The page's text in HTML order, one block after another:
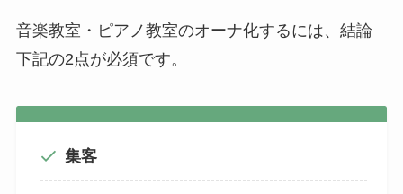
音楽教室・ピアノ教室のオーナ化するには、結論
下記の2点が必須です。
集客